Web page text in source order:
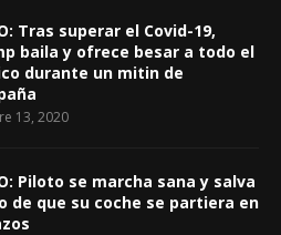
Tras superar el Covid-19,
baila y ofrece besar a todo el
durante un mitin de
13, 2020
Piloto se marcha sana y salva
de que su coche se partiera en